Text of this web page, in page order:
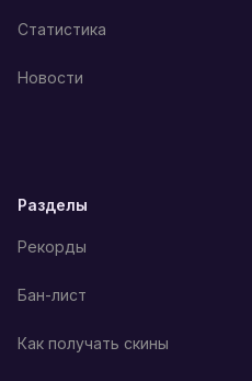
Статистика
Новости
Разделы
Рекорды
Бан-лист
Как получать скины